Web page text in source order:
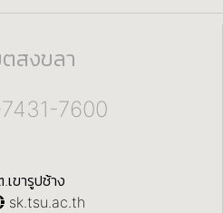
สงขลา
7600
ขารูปช้าง
sk.tsu.ac.th